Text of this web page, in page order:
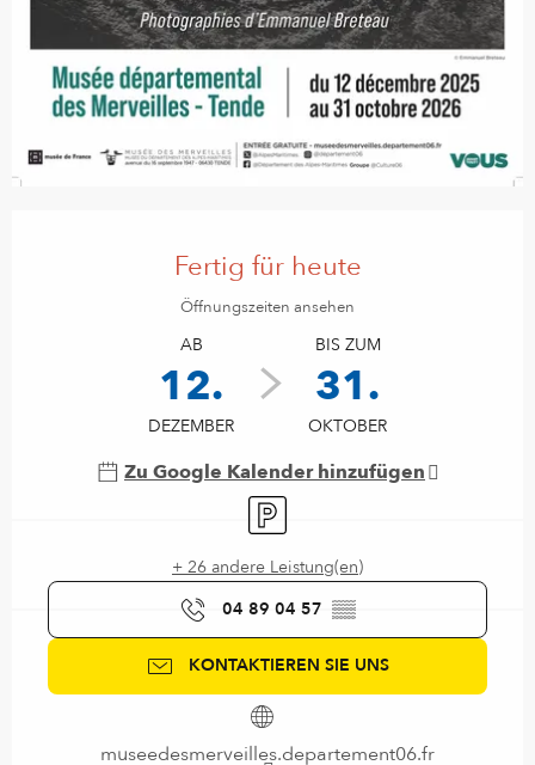
Fertig für heute
Öffnungszeiten ansehen
AB
12.
DEZEMBER
BIS ZUM
31.
OKTOBER
Zu Google Kalender hinzufügen
Parkplatz
+ 26 andere Leistung(en)
04 89 04 57 ▒▒
KONTAKTIEREN SIE UNS
museedesmerveilles.departement06.fr